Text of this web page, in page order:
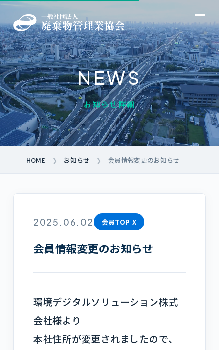
→
→
→
→
→
→
→
→
→
NEWS
お知らせ詳細
HOME ❯ お知らせ ❯ 会員情報変更のお知らせ
2025.06.02 会員TOPIX
会員情報変更のお知らせ
環境デジタルソリューション株式
会社様より
本社住所が変更されましたので、